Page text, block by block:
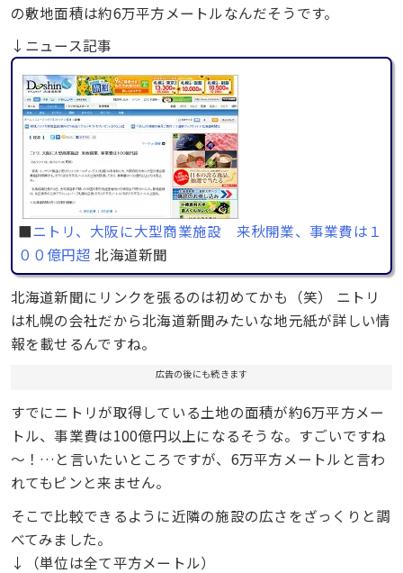
の敷地面積は約6万平方メートルなんだそうです。
↓ニュース記事
■ニトリ、大阪に大型商業施設 来秋開業、事業費は１
００億円超 北海道新聞
北海道新聞にリンクを張るのは初めてかも（笑） ニトリ
は札幌の会社だから北海道新聞みたいな地元紙が詳しい情
報を載せるんですね。
広告の後にも続きます
すでにニトリが取得している土地の面積が約6万平方メー
トル、事業費は100億円以上になるそうな。すごいですね
～！…と言いたいところですが、6万平方メートルと言わ
れてもピンと来ません。
そこで比較できるように近隣の施設の広さをざっくりと調
べてみました。
↓（単位は全て平方メートル）